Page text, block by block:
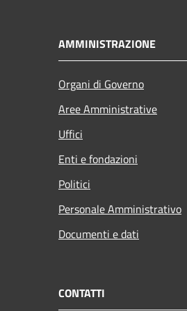
AMMINISTRAZIONE
Organi di Governo
Aree Amministrative
Uffici
Enti e fondazioni
Politici
Personale Amministrativo
Documenti e dati
CONTATTI